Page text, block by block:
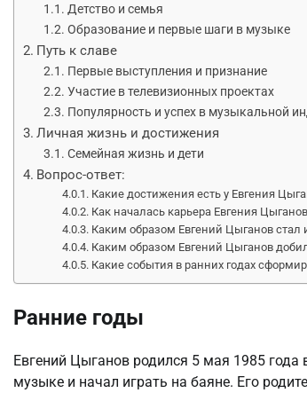
Детство и семья
Образование и первые шаги в музыке
Путь к славе
Первые выступления и признание
Участие в телевизионных проектах
Популярность и успех в музыкальной
Личная жизнь и достижения
Семейная жизнь и дети
Вопрос-ответ:
Какие достижения есть у Евгения
Как началась карьера Евгения
Каким образом Евгений Цыганов стал
Каким образом Евгений Цыганов
Какие события в ранних годах
Ранние годы
Евгений Цыганов родился 5 мая 1985
музыке и начал играть на баяне. Его